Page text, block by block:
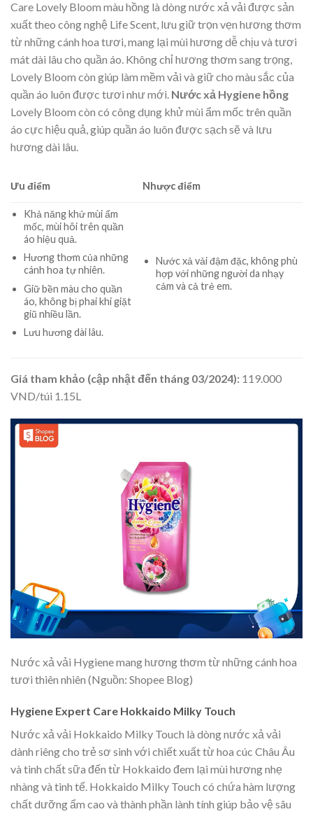
Care Lovely Bloom màu hồng là dòng nước xả vải được sản
xuất theo công nghệ Life Scent, lưu giữ trọn vẹn hương thơm
từ những cánh hoa tươi, mang lại mùi hương dễ chịu và tươi
mát dài lâu cho quần áo. Không chỉ hương thơm sang trọng,
Lovely Bloom còn giúp làm mềm vải và giữ cho màu sắc của
quần áo luôn được tươi như mới. Nước xả Hygiene hồng
Lovely Bloom còn có công dụng khử mùi ẩm mốc trên quần
áo cực hiệu quả, giúp quần áo luôn được sạch sẽ và lưu
hương dài lâu.
Ưu điểm Nhược điểm
Khả năng khử mùi ẩm
mốc, mùi hôi trên quần
áo hiệu quả.
Hương thơm của những
cánh hoa tự nhiên.
Giữ bền màu cho quần
áo, không bị phai khi giặt
giũ nhiều lần.
Lưu hương dài lâu.
Nước xả vải đậm đặc, không phù
hợp với những người da nhạy
cảm và cả trẻ em.
Giá tham khảo (cập nhật đến tháng 03/2024): 119.000
VND/túi 1.15L
Nước xả vải Hygiene mang hương thơm từ những cánh hoa
tươi thiên nhiên (Nguồn: Shopee Blog)
Hygiene Expert Care Hokkaido Milky Touch
Nước xả vải Hokkaido Milky Touch là dòng nước xả vải
dành riêng cho trẻ sơ sinh với chiết xuất từ hoa cúc Châu Âu
và tinh chất sữa đến từ Hokkaido đem lại mùi hương nhẹ
nhàng và tinh tế. Hokkaido Milky Touch có chứa hàm lượng
chất dưỡng ẩm cao và thành phần lành tính giúp bảo vệ sâu